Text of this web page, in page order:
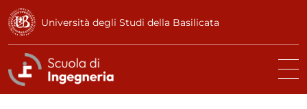
Università degli Studi della Basilicata